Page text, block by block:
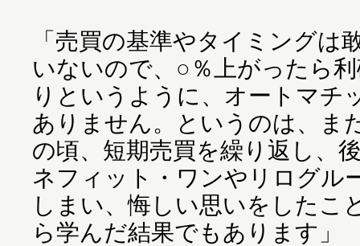
「売買の基準やタイミングは
いないので、○％上がったら
りというように、オートマチ
ありません。というのは、ま
の頃、短期売買を繰り返し、
ネフィット・ワンやリログル
しまい、悔しい思いをしたこ
ら学んだ結果でもあります」